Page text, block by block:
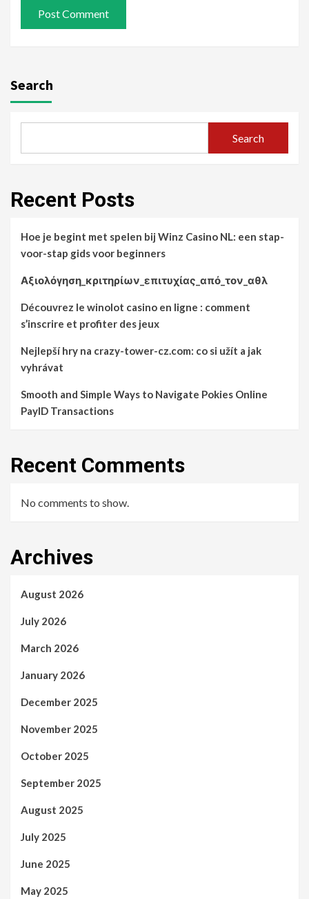
Search
Search
Recent Posts
Hoe je begint met spelen bij Winz Casino NL: een stap-
voor-stap gids voor beginners
Αξιολόγηση_κριτηρίων_επιτυχίας_από_τον_αθλ
Découvrez le winolot casino en ligne : comment
s’inscrire et profiter des jeux
Nejlepší hry na crazy-tower-cz.com: co si užít a jak
vyhrávat
Smooth and Simple Ways to Navigate Pokies Online
PayID Transactions
Recent Comments
No comments to show.
Archives
August 2026
July 2026
March 2026
January 2026
December 2025
November 2025
October 2025
September 2025
August 2025
July 2025
June 2025
May 2025